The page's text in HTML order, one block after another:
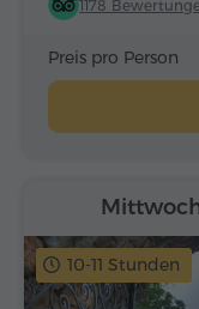
1178
Preis pro Person
10-11 Stunden